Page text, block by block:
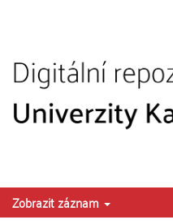
Zobrazit záznam